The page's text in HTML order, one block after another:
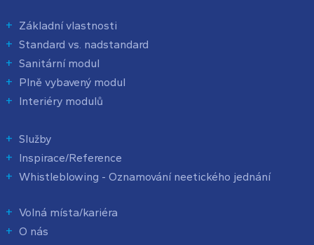
Základní vlastnosti
Standard vs. nadstandard
Sanitární modul
Plně vybavený modul
Interiéry modulů
Služby
Inspirace/Reference
Whistleblowing - Oznamování neetického jednání
Volná místa/kariéra
O nás